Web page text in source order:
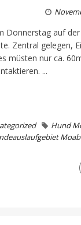
Donnerstag auf
Zentral gelegen,
müsten nur ca.
...
Hund